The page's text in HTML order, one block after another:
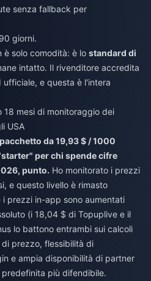
senza fallback per
giorni.
è solo comodità: è lo standard di
intatto. Il rivenditore accredita
e questa è l'intera
18 mesi di monitoraggio dei
USA
da 19,93 $ / 1000
per chi spende cifre
punto. Ho monitorato i prezzi
e questo livello è rimasto
prezzi in-app sono aumentati
(i 18,04 $ di Topuplive e il
lo battono entrambi sui calcoli
prezzo, flessibilità di
e ampia disponibilità di partner
più difendibile.